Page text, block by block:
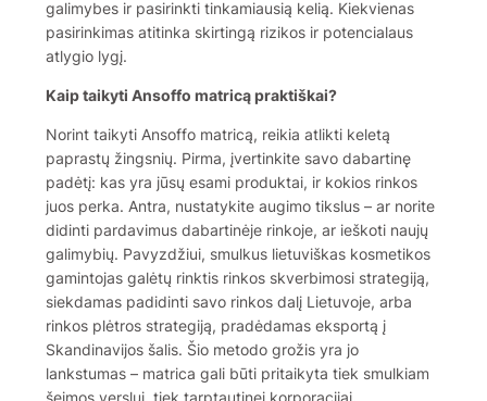
galimybes ir pasirinkti tinkamiausią kelią. Kiekvienas
pasirinkimas atitinka skirtingą rizikos ir potencialaus
atlygio lygį.
Kaip taikyti Ansoffo matricą praktiškai?
Norint taikyti Ansoffo matricą, reikia atlikti keletą
paprastų žingsnių. Pirma, įvertinkite savo dabartinę
padėtį: kas yra jūsų esami produktai, ir kokios rinkos
juos perka. Antra, nustatykite augimo tikslus – ar norite
didinti pardavimus dabartinėje rinkoje, ar ieškoti naujų
galimybių. Pavyzdžiui, smulkus lietuviškas kosmetikos
gamintojas galėtų rinktis rinkos skverbimosi strategiją,
siekdamas padidinti savo rinkos dalį Lietuvoje, arba
rinkos plėtros strategiją, pradėdamas eksportą į
Skandinavijos šalis. Šio metodo grožis yra jo
lankstumas – matrica gali būti pritaikyta tiek smulkiam
šeimos verslui, tiek tarptautinei korporacijai.